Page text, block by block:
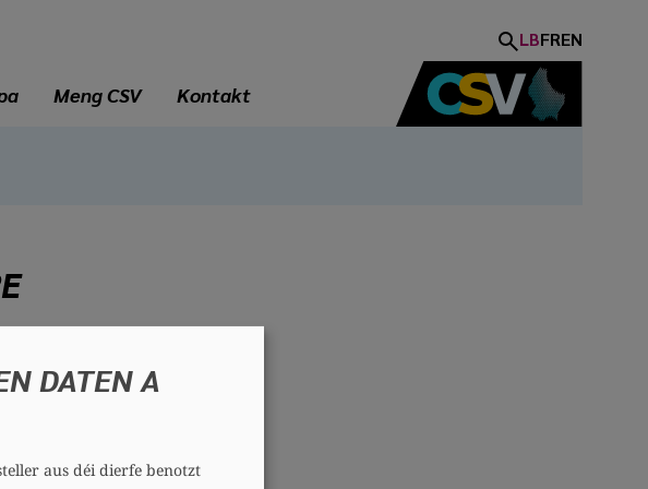
LBFREN
Meng CSV Kontakt
DATEN A
aus déi dierfe benotzt